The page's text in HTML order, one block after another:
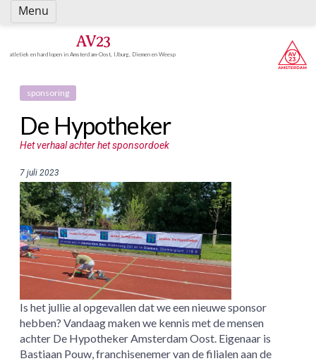
Spring
naar
AV23
atletiek en hardlopen in Amsterdam-Oost, IJburg, Diemen en Weesp
sponsoring
De Hypotheker
Het verhaal achter het sponsordoek
7 juli 2023
Is het jullie al opgevallen dat we een nieuwe sponsor
hebben? Vandaag maken we kennis met de mensen
achter De Hypotheker Amsterdam Oost. Eigenaar is
Bastiaan Pouw, franchisenemer van de filialen aan de
Menu